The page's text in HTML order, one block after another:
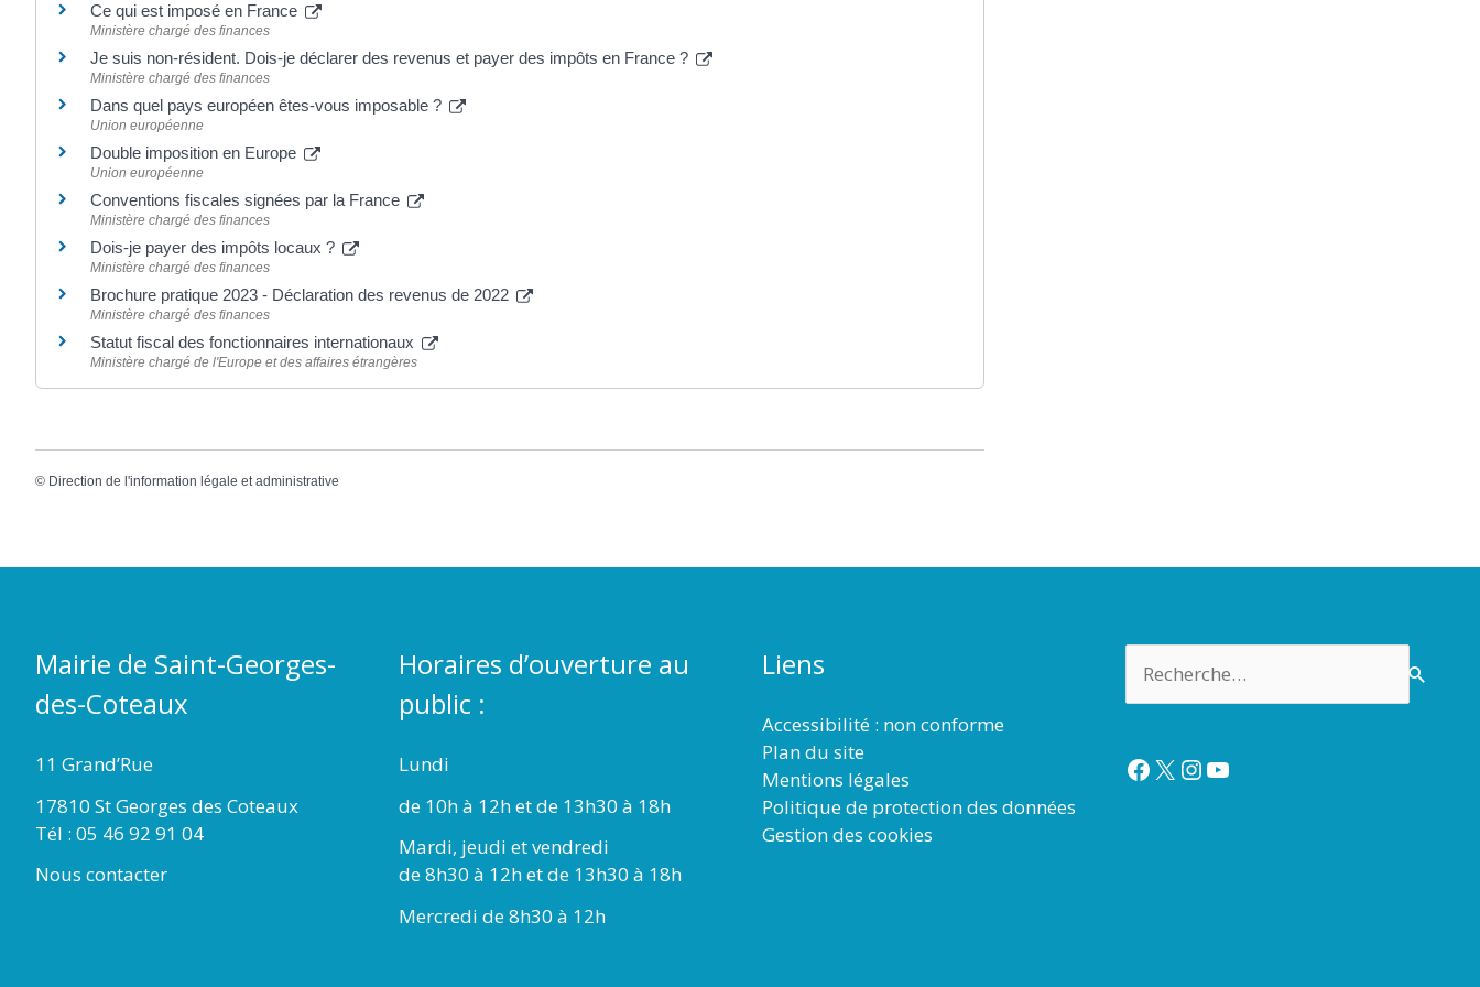
Ce qui est imposé en France
Ministère chargé des finances
Je suis non-résident. Dois-je déclarer des revenus et payer des impôts en France ?
Ministère chargé des finances
Dans quel pays européen êtes-vous imposable ?
Union européenne
Double imposition en Europe
Union européenne
Conventions fiscales signées par la France
Ministère chargé des finances
Dois-je payer des impôts locaux ?
Ministère chargé des finances
Brochure pratique 2023 - Déclaration des revenus de 2022
Ministère chargé des finances
Statut fiscal des fonctionnaires internationaux
Ministère chargé de l'Europe et des affaires étrangères
© Direction de l'information légale et administrative
Mairie de Saint-Georges-
des-Coteaux
11 Grand’Rue
17810 St Georges des Coteaux
Tél : 05 46 92 91 04
Nous contacter
Horaires d’ouverture au
public :
Lundi
de 10h à 12h et de 13h30 à 18h
Mardi, jeudi et vendredi
de 8h30 à 12h et de 13h30 à 18h
Mercredi de 8h30 à 12h
Liens
Accessibilité : non conforme
Plan du site
Mentions légales
Politique de protection des données
Gestion des cookies
Facebook
X Instagram
YouTube